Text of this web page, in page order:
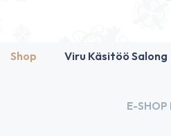
Shop Viru Käsitöö Salong
E-SHOP